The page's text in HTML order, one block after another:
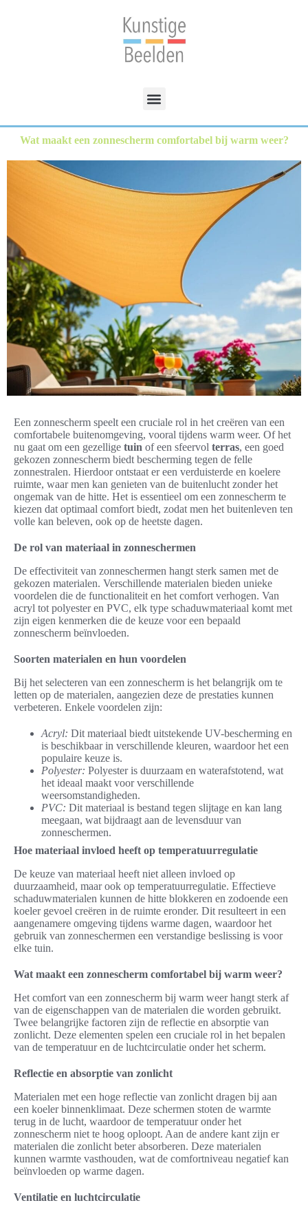
Wat maakt een zonnescherm comfortabel bij warm weer?
Een zonnescherm speelt een cruciale rol in het creëren van een
comfortabele buitenomgeving, vooral tijdens warm weer. Of het
nu gaat om een gezellige tuin of een sfeervol terras, een goed
gekozen zonnescherm biedt bescherming tegen de felle
zonnestralen. Hierdoor ontstaat er een verduisterde en koelere
ruimte, waar men kan genieten van de buitenlucht zonder het
ongemak van de hitte. Het is essentieel om een zonnescherm te
kiezen dat optimaal comfort biedt, zodat men het buitenleven ten
volle kan beleven, ook op de heetste dagen.
De rol van materiaal in zonneschermen
De effectiviteit van zonneschermen hangt sterk samen met de
gekozen materialen. Verschillende materialen bieden unieke
voordelen die de functionaliteit en het comfort verhogen. Van
acryl tot polyester en PVC, elk type schaduwmateriaal komt met
zijn eigen kenmerken die de keuze voor een bepaald
zonnescherm beïnvloeden.
Soorten materialen en hun voordelen
Bij het selecteren van een zonnescherm is het belangrijk om te
letten op de materialen, aangezien deze de prestaties kunnen
verbeteren. Enkele voordelen zijn:
Acryl: Dit materiaal biedt uitstekende UV-bescherming en
is beschikbaar in verschillende kleuren, waardoor het een
populaire keuze is.
Polyester: Polyester is duurzaam en waterafstotend, wat
het ideaal maakt voor verschillende
weersomstandigheden.
PVC: Dit materiaal is bestand tegen slijtage en kan lang
meegaan, wat bijdraagt aan de levensduur van
zonneschermen.
Hoe materiaal invloed heeft op temperatuurregulatie
De keuze van materiaal heeft niet alleen invloed op
duurzaamheid, maar ook op temperatuurregulatie. Effectieve
schaduwmaterialen kunnen de hitte blokkeren en zodoende een
koeler gevoel creëren in de ruimte eronder. Dit resulteert in een
aangenamere omgeving tijdens warme dagen, waardoor het
gebruik van zonneschermen een verstandige beslissing is voor
elke tuin.
Wat maakt een zonnescherm comfortabel bij warm weer?
Het comfort van een zonnescherm bij warm weer hangt sterk af
van de eigenschappen van de materialen die worden gebruikt.
Twee belangrijke factoren zijn de reflectie en absorptie van
zonlicht. Deze elementen spelen een cruciale rol in het bepalen
van de temperatuur en de luchtcirculatie onder het scherm.
Reflectie en absorptie van zonlicht
Materialen met een hoge reflectie van zonlicht dragen bij aan
een koeler binnenklimaat. Deze schermen stoten de warmte
terug in de lucht, waardoor de temperatuur onder het
zonnescherm niet te hoog oploopt. Aan de andere kant zijn er
materialen die zonlicht beter absorberen. Deze materialen
kunnen warmte vasthouden, wat de comfortniveau negatief kan
beïnvloeden op warme dagen.
Ventilatie en luchtcirculatie